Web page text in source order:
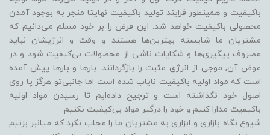
باکیفیت و همینطور فرایند تولید باکیفیت نهایتا منجر به بوجود آمدن
محصولی باکیفیت خواهد شد. این فرض را بر خود مسلم می‌دانیم که
مشتریان ما شایسته بهترین‌ها هستند و وقت و انرژیشان نباید
مصروف پیگیری‌ها و شکایات ناشی از محصولات بی‌کیفیت شود و در
عوض آن, موجی از انرژی مثبت را بازگردانند. بارها و بارها پیش آمده
است که مواد اولیه باکیفیت نایاب شده است اما جانبی‌تو هرگز پا روی
اصول خود نگذاشته است و ترجیح داده‌ایم تا رسیدن مواد اولیه
باکیفیت مدارا کنیم و خود را درگیر مواد بی‌کیفیت نکنیم.
شیوع نگاه بازاری و ابزاری به مشتریان ما را مجاب نکرد که میانبر بزنیم